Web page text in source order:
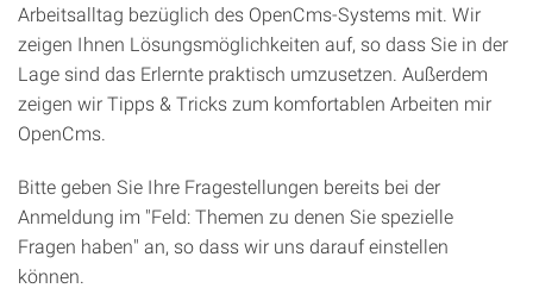
Arbeitsalltag bezüglich des OpenCms-Systems mit. Wir
zeigen Ihnen Lösungsmöglichkeiten auf, so dass Sie in der
Lage sind das Erlernte praktisch umzusetzen. Außerdem
zeigen wir Tipps & Tricks zum komfortablen Arbeiten mir
OpenCms.
Bitte geben Sie Ihre Fragestellungen bereits bei der
Anmeldung im "Feld: Themen zu denen Sie spezielle
Fragen haben" an, so dass wir uns darauf einstellen
können.